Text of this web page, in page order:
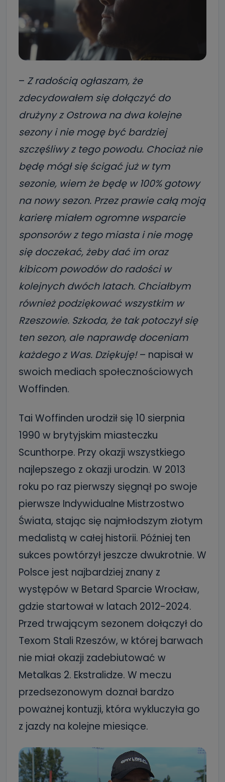
– Z radością ogłaszam, że
zdecydowałem się dołączyć do
drużyny z Ostrowa na dwa kolejne
sezony i nie mogę być bardziej
szczęśliwy z tego powodu. Chociaż nie
będę mógł się ścigać już w tym
sezonie, wiem że będę w 100% gotowy
na nowy sezon. Przez prawie całą moją
karierę miałem ogromne wsparcie
sponsorów z tego miasta i nie mogę
się doczekać, żeby dać im oraz
kibicom powodów do radości w
kolejnych dwóch latach. Chciałbym
również podziękować wszystkim w
Rzeszowie. Szkoda, że tak potoczył się
ten sezon, ale naprawdę doceniam
każdego z Was. Dziękuję!– napisał w
swoich mediach społecznościowych
Woffinden.
Tai Woffinden urodził się 10 sierpnia
1990 w brytyjskim miasteczku
Scunthorpe. Przy okazji wszystkiego
najlepszego z okazji urodzin. W 2013
roku po raz pierwszy sięgnął po swoje
pierwsze Indywidualne Mistrzostwo
Świata, stając się najmłodszym złotym
medalistą w całej historii. Później ten
sukces powtórzył jeszcze dwukrotnie. W
Polsce jest najbardziej znany z
występów w Betard Sparcie Wrocław,
gdzie startował w latach 2012-2024.
Przed trwającym sezonem dołączył do
Texom Stali Rzeszów, w której barwach
nie miał okazji zadebiutować w
Metalkas 2. Ekstralidze. W meczu
przedsezonowym doznał bardzo
poważnej kontuzji, która wykluczyła go
z jazdy na kolejne miesiące.